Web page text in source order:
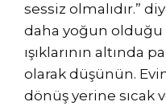
sessiz olmalıdır.”
daha yoğun olduğu
ışıklarının altında
olarak düşünün.
dönüş yerine sıcak